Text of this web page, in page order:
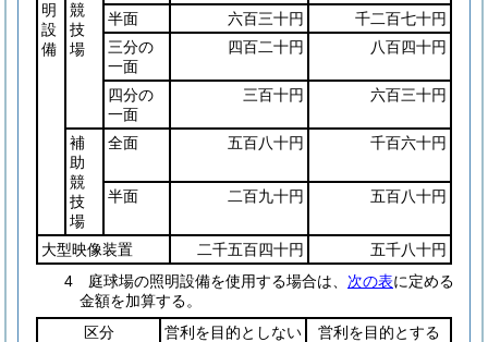
明
設
備
競
技
場
半面
六百三十円
千二百七十円
三分の
一面
四百二十円 八百四十円
四分の
一面
三百十円 六百三十円
補
助
競
技
場
全面 五百八十円 千百六十円
半面 二百九十円 五百八十円
大型映像装置 二千五百四十円
五千八十円
4 庭球場の照明設備を使用する場合は、 次の表に定める
金額を加算する。
区分
営利を目的としない
営利を目的とする